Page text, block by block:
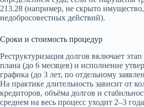
213.28 (например, не скрыто
недобросовестных действий).
Сроки и стоимость процедур
Реструктуризация долгов включает этап
плана (до 6 месяцев) и исполнение
графика (до 3 лет, по отдельному
На практике длительность зависит от
кредиторов, объёма долгов и
среднем на весь процесс уходит 2–3